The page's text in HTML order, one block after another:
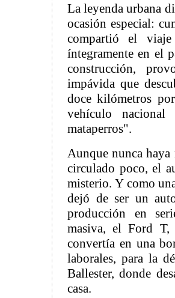
La leyenda urbana
ocasión especial:
compartió el
íntegramente en el
construcción,
impávida que
doce kilómetros
vehículo
mataperros".
Aunque nunca
circulado poco, el
misterio. Y como
dejó de ser un
producción en
masiva, el Ford
convertía en una
laborales, para la
Ballester, donde
casa.